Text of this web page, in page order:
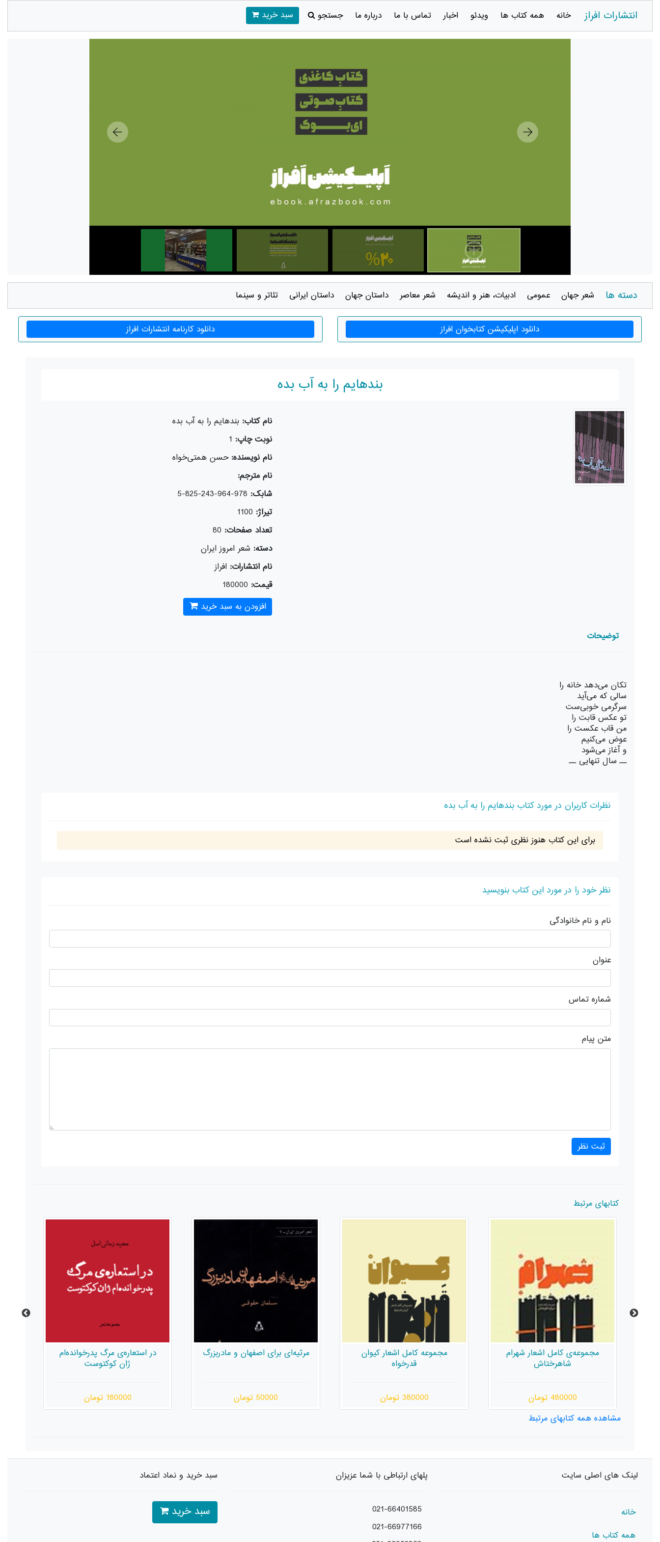
انتشارات افراز خانه همه کتاب ها ویدئو اخبار تماس با ما درباره ما جستجو سبد خرید
دسته ها شعر جهان عمومی ادبيات، هنر و انديشه شعر معاصر داستان جهان داستان ايرانی تئاتر و سينما
دانلود اپلیکیشن کتابخوان افراز دانلود کارنامه انتشارات افراز
بندهایم را به آب بده
نام کتاب:بندهایم را به آب بده
نوبت چاپ: 1
نام نویسنده:حسن همتی‌خواه
نام مترجم:
شابک: 978-964-243-825-5
تیراژ: 1100
تعداد صفحات: 80
دسته: شعر امروز ایران
نام انتشارات:افراز
قیمت: 180000
افزودن به سبد خرید
توضیحات
تکان می‌دهد خانه را
سالی که می‌آید
سرگرمی خوبی‌ست
تو عکس قابت را
من قاب عکست را
عوض می‌کنیم
و آغاز می‌شود
ــ سال تنهایی ــ
نظرات کاربران در مورد کتاب بندهایم را به آب بده
برای این کتاب هنوز نظری ثبت نشده است
نظر خود را در مورد این کتاب بنویسید
نام و نام خانوادگی
عنوان
شماره تماس
متن پیام
کتابهای مرتبط
آهِستگی
180000 تومان
در استعاره‌ی مرگ پدرخوانده‌ام
180000 تومان
مرثیه‌ای برای اصفهان و مادربزرگ
50000 تومان
مجموعه کامل اشعار کیوان
قدرخواه
380000 تومان
مشاهده همه کتابهای مرتبط
لینک های اصلی سایت
خانه
همه کتاب ها
پلهای ارتباطی با شما عزیزان
021-66401585
021-66977166
سبد خرید و نماد اعتماد
سبد خرید